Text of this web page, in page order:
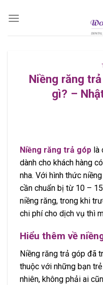
Niềng răng
gì? –
Niềng răng trả góp là
dành cho khách hàng
nha. Với hình thức
cần chuẩn bị từ 10 –
niềng răng, trong khi
chi phí cho dịch vụ thì
Hiểu thêm về
Niềng răng trả góp đã
thuộc với những bạn
nhiên, không phải ai